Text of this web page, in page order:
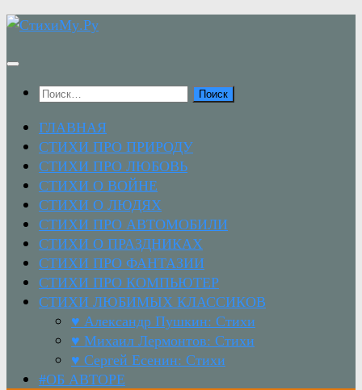
Перейти
содержимому
Найти:
ГЛАВНАЯ
СТИХИ ПРО ПРИРОДУ
СТИХИ ПРО ЛЮБОВЬ
СТИХИ О ВОЙНЕ
СТИХИ О ЛЮДЯХ
СТИХИ ПРО АВТОМОБИЛИ
СТИХИ О ПРАЗДНИКАХ
СТИХИ ПРО ФАНТАЗИИ
СТИХИ ПРО КОМПЬЮТЕР
СТИХИ ЛЮБИМЫХ КЛАССИКОВ
♥ Александр Пушкин: Стихи
♥ Михаил Лермонтов: Стихи
♥ Сергей Есенин: Стихи
#ОБ АВТОРЕ